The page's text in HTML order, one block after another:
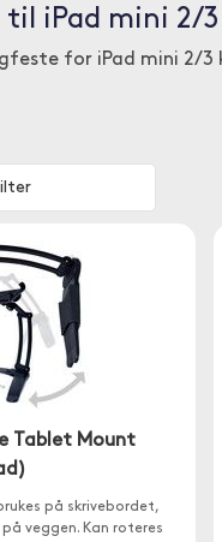
til iPad mini 2/3
for iPad mini 2/3
Tablet Mount
på skrivebordet,
veggen. Kan roteres